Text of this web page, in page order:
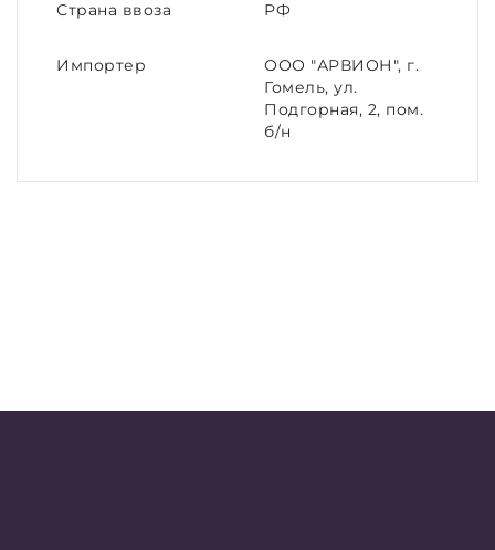
Страна ввоза РФ
Импортер
ООО "АРВИОН", г.
Гомель, ул.
Подгорная, 2, пом.
б/н